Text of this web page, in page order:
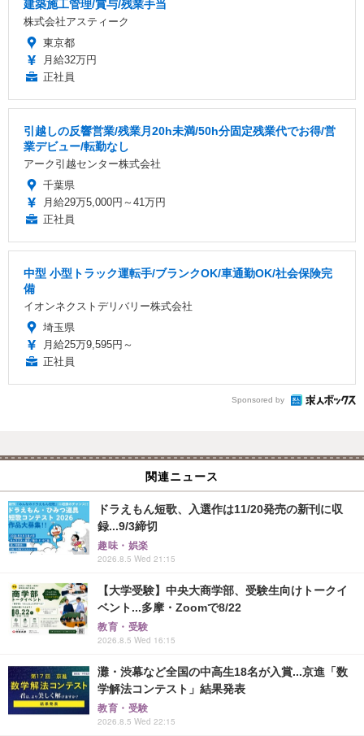
建築施工管理/賞与/残業手当
株式会社アスティーク
東京都
月給32万円
正社員
引越しの反響営業/残業月20h未満/50h分固定残業代でお得/営
業デビュー/転勤なし
アーク引越センター株式会社
千葉県
月給29万5,000円～41万円
正社員
中型 小型トラック運転手/ブランクOK/車通勤OK/社会保険完
備
イオンネクストデリバリー株式会社
埼玉県
月給25万9,595円～
正社員
Sponsored by
関連ニュース
ドラえもん短歌、入選作は11/20発売の新刊に収
録...9/3締切
趣味・娯楽
2026.8.5 Wed 21:15
【大学受験】中央大商学部、受験生向けトークイ
ベント...多摩・Zoomで8/22
教育・受験
2026.8.5 Wed 16:15
灘・渋幕など全国の中高生18名が入賞...京進「数
学解法コンテスト」結果発表
教育・受験
2026.8.5 Wed 22:15